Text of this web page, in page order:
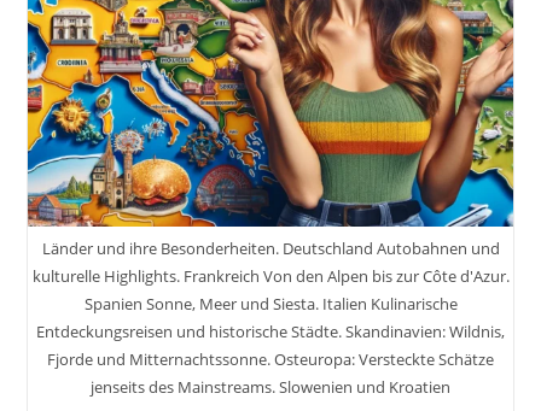
Länder und ihre Besonderheiten. Deutschland Autobahnen und
kulturelle Highlights. Frankreich Von den Alpen bis zur Côte d'Azur.
Spanien Sonne, Meer und Siesta. Italien Kulinarische
Entdeckungsreisen und historische Städte. Skandinavien: Wildnis,
Fjorde und Mitternachtssonne. Osteuropa: Versteckte Schätze
jenseits des Mainstreams. Slowenien und Kroatien